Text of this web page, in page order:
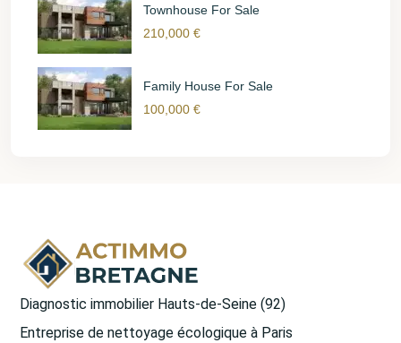
Townhouse For Sale
210,000 €
Family House For Sale
100,000 €
Diagnostic immobilier Hauts-de-Seine (92)
Entreprise de nettoyage écologique à Paris